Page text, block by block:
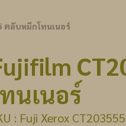
ตลับหมึกโทนเนอร์
นเนอร์
: Fuji Xerox